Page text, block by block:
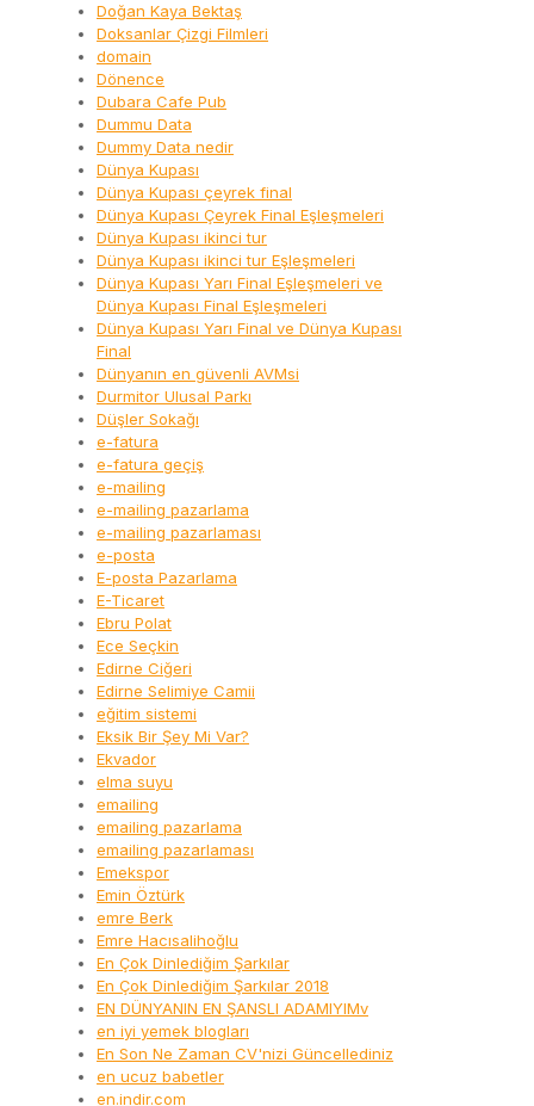
Doğan Kaya Bektaş
Doksanlar Çizgi Filmleri
domain
Dönence
Dubara Cafe Pub
Dummu Data
Dummy Data nedir
Dünya Kupası
Dünya Kupası çeyrek final
Dünya Kupası Çeyrek Final Eşleşmeleri
Dünya Kupası ikinci tur
Dünya Kupası ikinci tur Eşleşmeleri
Dünya Kupası Yarı Final Eşleşmeleri ve
Dünya Kupası Final Eşleşmeleri
Dünya Kupası Yarı Final ve Dünya Kupası
Final
Dünyanın en güvenli AVMsi
Durmitor Ulusal Parkı
Düşler Sokağı
e-fatura
e-fatura geçiş
e-mailing
e-mailing pazarlama
e-mailing pazarlaması
e-posta
E-posta Pazarlama
E-Ticaret
Ebru Polat
Ece Seçkin
Edirne Ciğeri
Edirne Selimiye Camii
eğitim sistemi
Eksik Bir Şey Mi Var?
Ekvador
elma suyu
emailing
emailing pazarlama
emailing pazarlaması
Emekspor
Emin Öztürk
emre Berk
Emre Hacısalihoğlu
En Çok Dinlediğim Şarkılar
En Çok Dinlediğim Şarkılar 2018
EN DÜNYANIN EN ŞANSLI ADAMIYIMv
en iyi yemek blogları
En Son Ne Zaman CV'nizi Güncellediniz
en ucuz babetler
en.indir.com